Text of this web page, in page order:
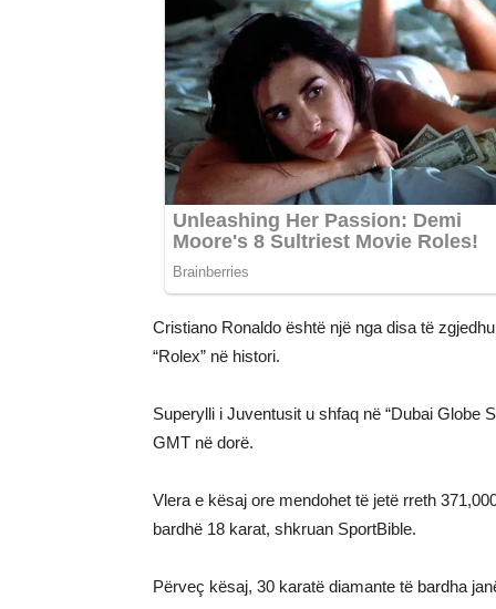
Cristiano Ronaldo është një nga disa të
“Rolex” në histori.
Superylli i Juventusit u shfaq në “Dubai Globe
GMT në dorë.
Vlera e kësaj ore mendohet të jetë rreth
bardhë 18 karat, shkruan SportBible.
Përveç kësaj, 30 karatë diamante të bardha